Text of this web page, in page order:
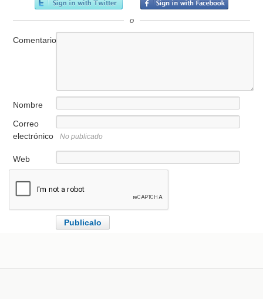
o
Comentario
Nombre
Correo
electrónico
No publicado
Web